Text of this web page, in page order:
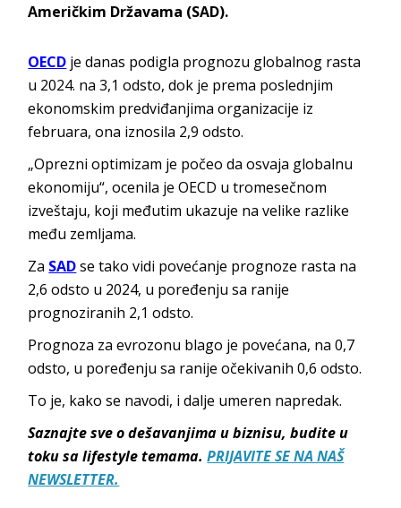
Američkim Državama (SAD).
OECD je danas podigla prognozu globalnog rasta
u 2024. na 3,1 odsto, dok je prema poslednjim
ekonomskim predviđanjima organizacije iz
februara, ona iznosila 2,9 odsto.
„Oprezni optimizam je počeo da osvaja globalnu
ekonomiju“, ocenila je OECD u tromesečnom
izveštaju, koji međutim ukazuje na velike razlike
među zemljama.
Za SADse tako vidi povećanje prognoze rasta na
2,6 odsto u 2024, u poređenju sa ranije
prognoziranih 2,1 odsto.
Prognoza za evrozonu blago je povećana, na 0,7
odsto, u poređenju sa ranije očekivanih 0,6 odsto.
To je, kako se navodi, i dalje umeren napredak.
Saznajte sve o dešavanjima u biznisu, budite u
toku sa lifestyle temama.PRIJAVITE SE NA NAŠ
NEWSLETTER.